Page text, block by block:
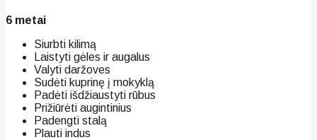
6 metai
Siurbti kilimą
Laistyti gėles ir augalus
Valyti daržoves
Sudėti kuprinę į mokyklą
Padėti išdžiaustyti rūbus
Prižiūrėti augintinius
Padengti stalą
Plauti indus